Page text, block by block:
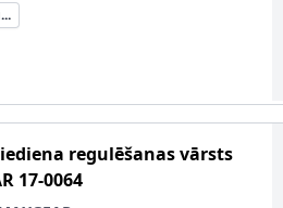
regulēšanas vārsts
17-0064